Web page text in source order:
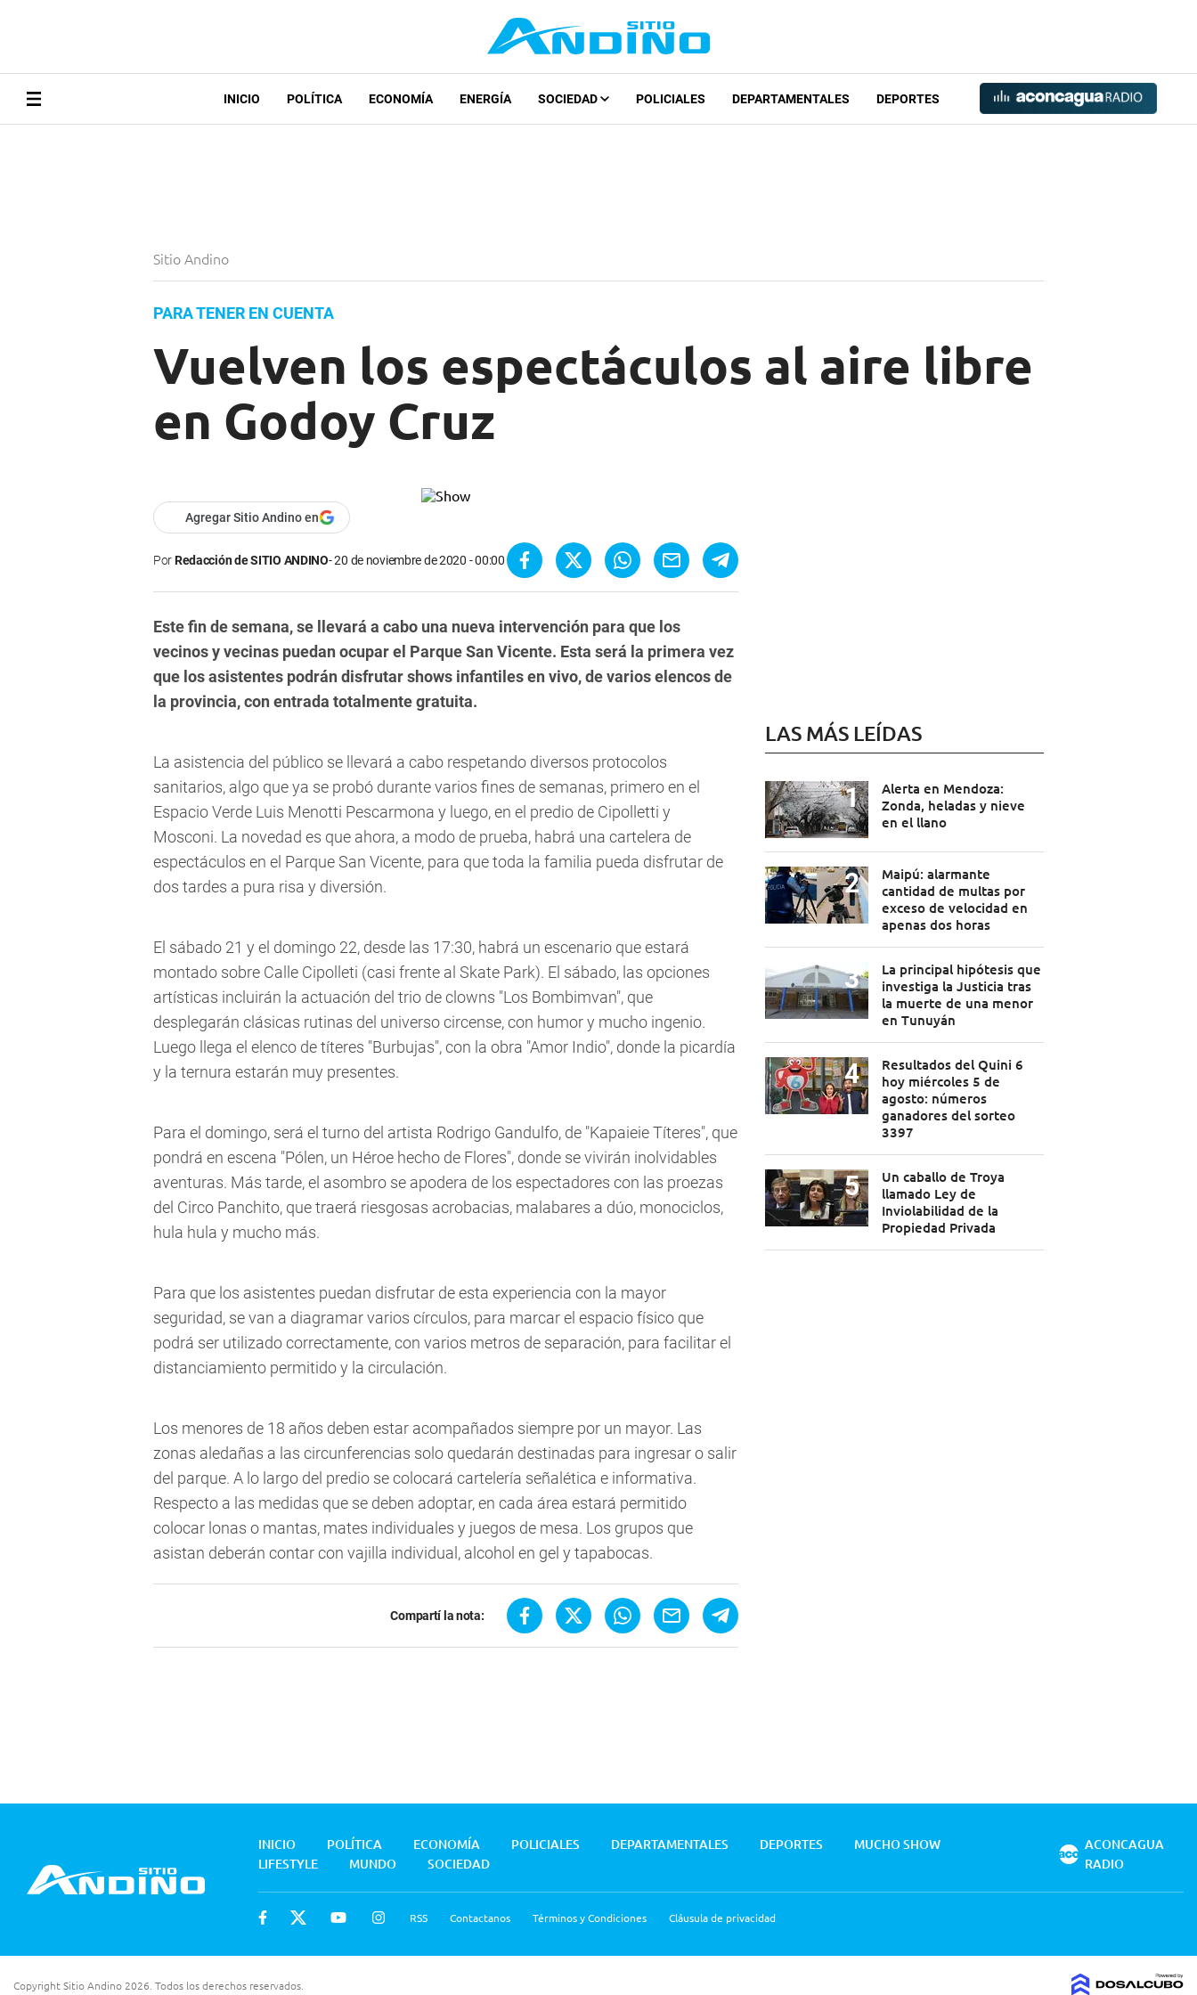
INICIO POLÍTICA ECONOMÍA ENERGÍA SOCIEDAD POLICIALES DEPARTAMENTALES DEPORTES
Sitio Andino
PARA TENER EN CUENTA
Vuelven los espectáculos al aire libre
en Godoy Cruz
Agregar Sitio Andino en
PorRedacción de SITIO ANDINO 20 de noviembre de 2020 - 00:00
Este fin de semana, se llevará a cabo una nueva intervención para que los
vecinos y vecinas puedan ocupar el Parque San Vicente. Esta será la primera vez
que los asistentes podrán disfrutar shows infantiles en vivo, de varios elencos de
la provincia, con entrada totalmente gratuita.
La asistencia del público se llevará a cabo respetando diversos protocolos
sanitarios, algo que ya se probó durante varios fines de semanas, primero en el
Espacio Verde Luis Menotti Pescarmona y luego, en el predio de Cipolletti y
Mosconi. La novedad es que ahora, a modo de prueba, habrá una cartelera de
espectáculos en el Parque San Vicente, para que toda la familia pueda disfrutar de
dos tardes a pura risa y diversión.
El sábado 21 y el domingo 22, desde las 17:30, habrá un escenario que estará
montado sobre Calle Cipolleti (casi frente al Skate Park). El sábado, las opciones
artísticas incluirán la actuación del trio de clowns "Los Bombimvan", que
desplegarán clásicas rutinas del universo circense, con humor y mucho ingenio.
Luego llega el elenco de títeres "Burbujas", con la obra "Amor Indio", donde la picardía
y la ternura estarán muy presentes.
Para el domingo, será el turno del artista Rodrigo Gandulfo, de "Kapaieie Títeres", que
pondrá en escena "Pólen, un Héroe hecho de Flores", donde se vivirán inolvidables
aventuras. Más tarde, el asombro se apodera de los espectadores con las proezas
del Circo Panchito, que traerá riesgosas acrobacias, malabares a dúo, monociclos,
hula hula y mucho más.
Para que los asistentes puedan disfrutar de esta experiencia con la mayor
seguridad, se van a diagramar varios círculos, para marcar el espacio físico que
podrá ser utilizado correctamente, con varios metros de separación, para facilitar el
distanciamiento permitido y la circulación.
Los menores de 18 años deben estar acompañados siempre por un mayor. Las
zonas aledañas a las circunferencias solo quedarán destinadas para ingresar o salir
del parque. A lo largo del predio se colocará cartelería señalética e informativa.
Respecto a las medidas que se deben adoptar, en cada área estará permitido
colocar lonas o mantas, mates individuales y juegos de mesa. Los grupos que
asistan deberán contar con vajilla individual, alcohol en gel y tapabocas.
Compartí la nota:
LAS MÁS LEÍDAS
Alerta en Mendoza:
Zonda, heladas y nieve
en el llano
Maipú: alarmante
cantidad de multas por
exceso de velocidad en
apenas dos horas
La principal hipótesis que
investiga la Justicia tras
la muerte de una menor
en Tunuyán
Resultados del Quini 6
hoy miércoles 5 de
agosto: números
ganadores del sorteo
3397
Un caballo de Troya
llamado Ley de
Inviolabilidad de la
Propiedad Privada
INICIO POLÍTICA ECONOMÍA POLICIALES DEPARTAMENTALES DEPORTES
MUCHO SHOW
LIFESTYLE
MUNDO SOCIEDAD
RSS Contactanos Términos y Condiciones Cláusula de privacidad
ACONCAGUA
RADIO
Copyright Sitio Andino 2026. Todos los derechos reservados.